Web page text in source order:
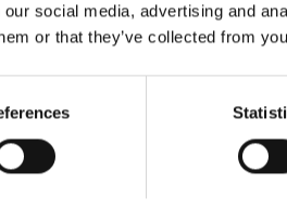
social media, advertising and
or that they’ve collected from